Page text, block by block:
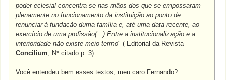
poder eclesial concentra-se nas mãos dos que se empossaram
plenamente no funcionamento da instituição ao ponto de
renunciar à fundação duma família e, até uma data recente, ao
exercício de uma profissão(...) Entre a institucionalização e a
interioridade não existe meio termo" ( Editorial da Revista
Concilium, N* citado p. 3).
Você entendeu bem esses textos, meu caro Fernando?